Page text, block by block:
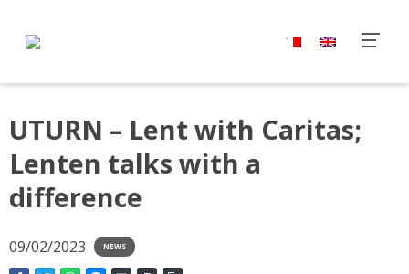
UTURN – Lent with Caritas;
Lenten talks with a
difference
09/02/2023 NEWS